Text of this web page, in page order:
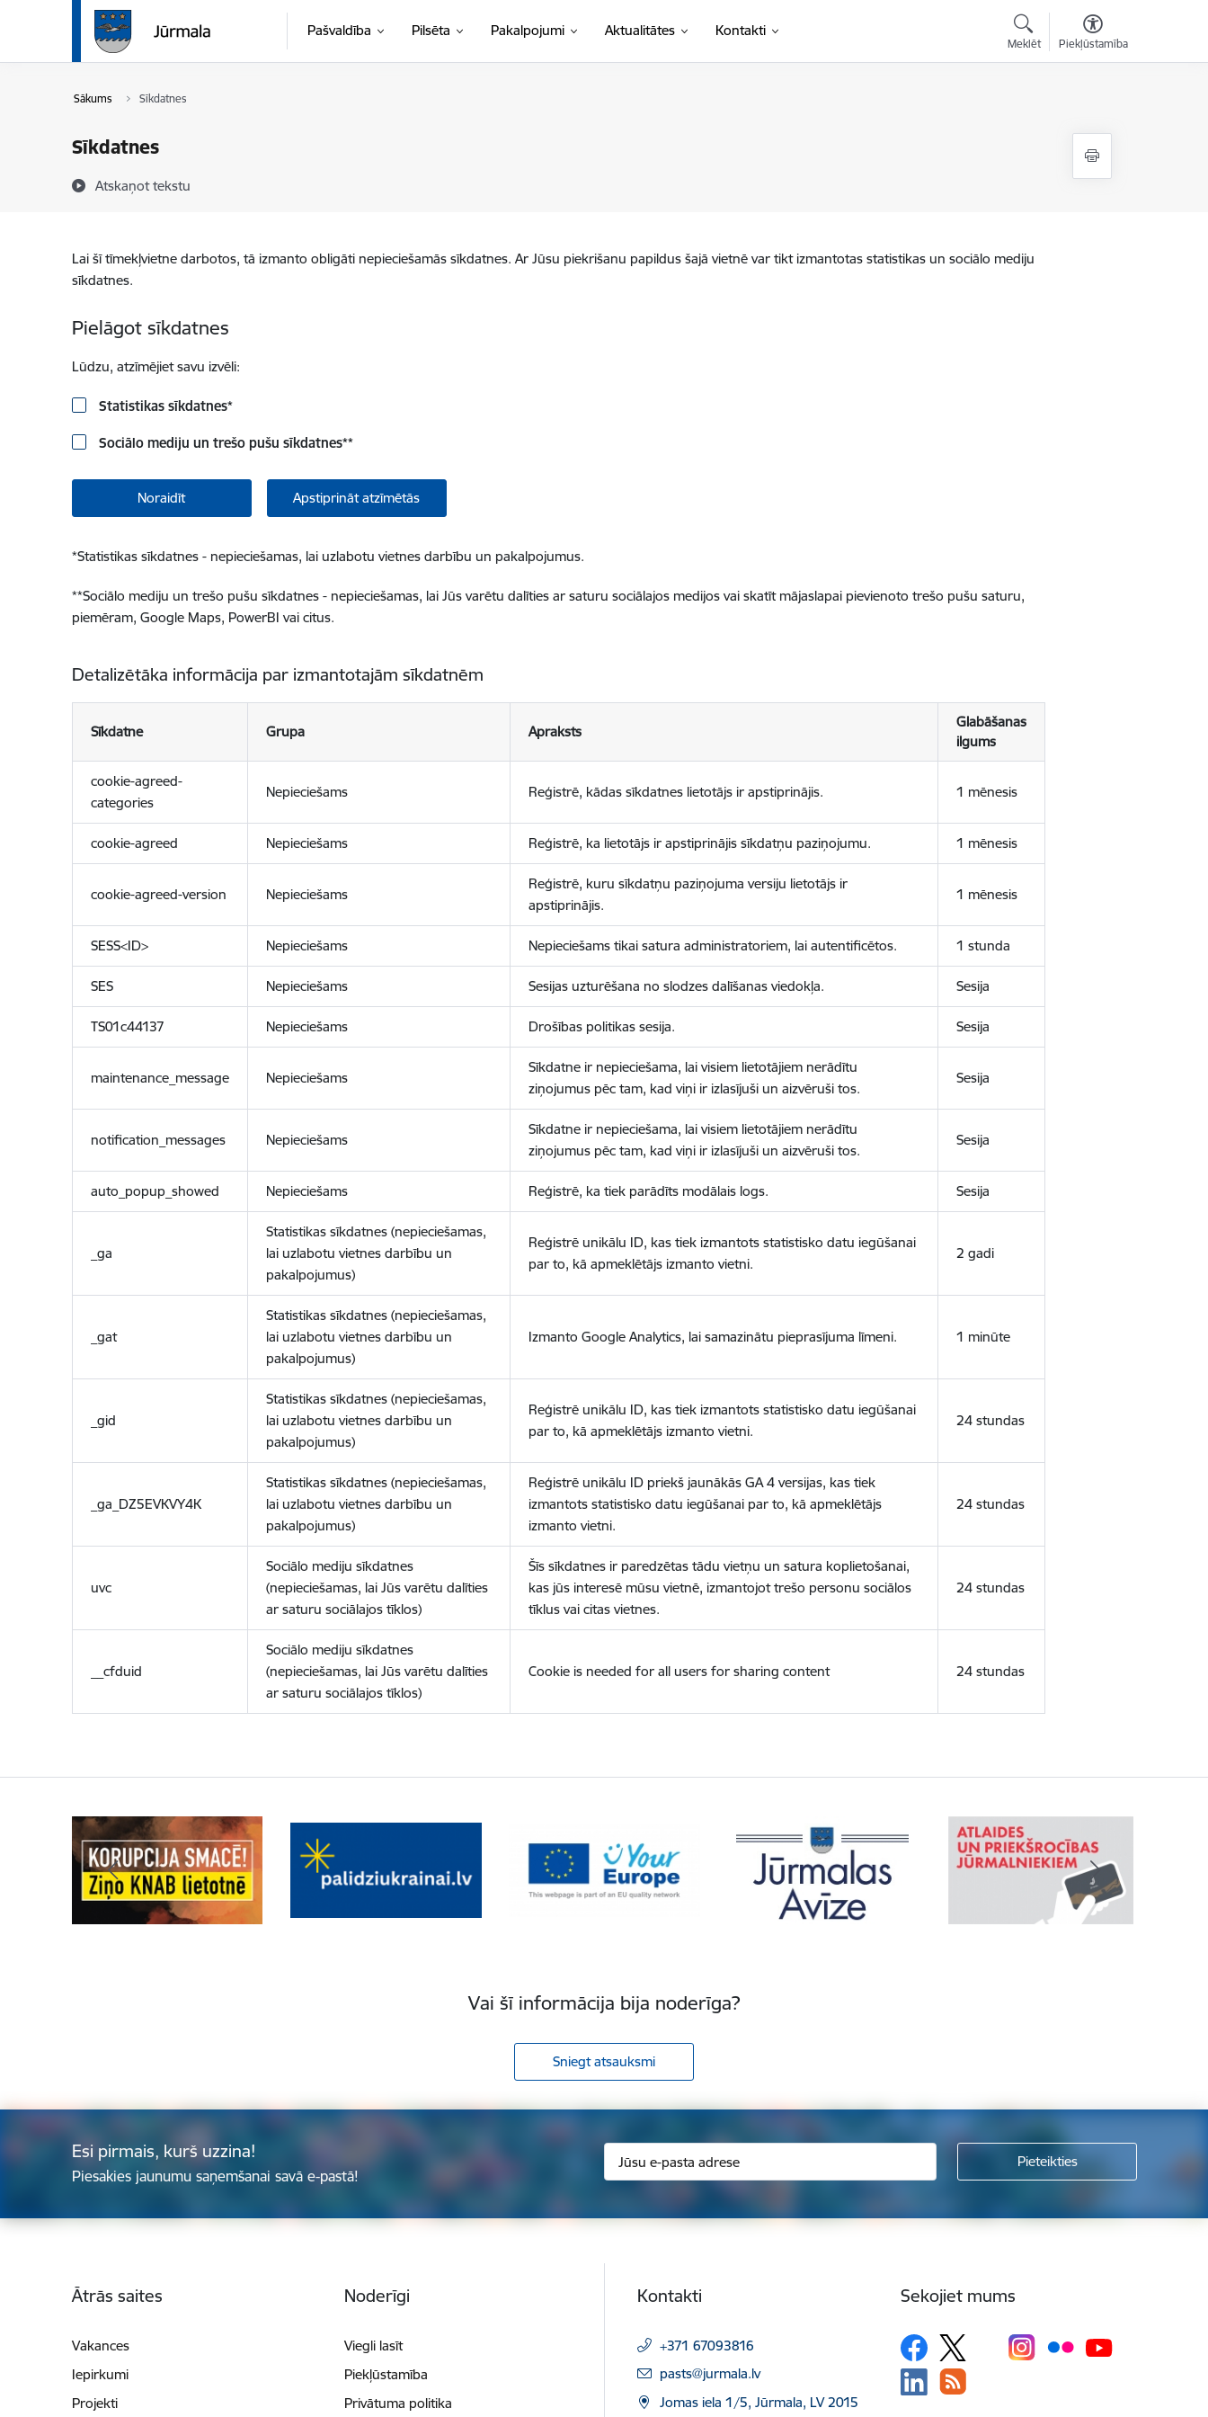
Pāriet uz lapas saturu
Pašvaldība Pilsēta Pakalpojumi Aktualitātes Kontakti
Meklēt Piekļūstamība
Sākums Sīkdatnes
Sīkdatnes
Atskaņot tekstu
Lai šī tīmekļvietne darbotos, tā izmanto obligāti nepieciešamās sīkdatnes. Ar Jūsu piekrišanu papildus šajā vietnē var tikt izmantotas statistikas un sociālo mediju
sīkdatnes.
Pielāgot sīkdatnes
Lūdzu, atzīmējiet savu izvēli:
Statistikas sīkdatnes*
Sociālo mediju un trešo pušu sīkdatnes**
Noraidīt Apstiprināt atzīmētās
*Statistikas sīkdatnes - nepieciešamas, lai uzlabotu vietnes darbību un pakalpojumus.
**Sociālo mediju un trešo pušu sīkdatnes - nepieciešamas, lai Jūs varētu dalīties ar saturu sociālajos medijos vai skatīt mājaslapai pievienoto trešo pušu saturu,
piemēram, Google Maps, PowerBI vai citus.
Detalizētāka informācija par izmantotajām sīkdatnēm
Sīkdatne Grupa Apraksts
Glabāšanas
ilgums
cookie-agreed-
categories
Nepieciešams Reģistrē, kādas sīkdatnes lietotājs ir apstiprinājis. 1 mēnesis
cookie-agreed Nepieciešams Reģistrē, ka lietotājs ir apstiprinājis sīkdatņu paziņojumu. 1 mēnesis
cookie-agreed-version Nepieciešams
Reģistrē, kuru sīkdatņu paziņojuma versiju lietotājs ir
apstiprinājis.
1 mēnesis
SESS<ID> Nepieciešams Nepieciešams tikai satura administratoriem, lai autentificētos. 1 stunda
SES Nepieciešams Sesijas uzturēšana no slodzes dalīšanas viedokļa. Sesija
TS01c44137 Nepieciešams Drošības politikas sesija. Sesija
maintenance_message Nepieciešams
Sīkdatne ir nepieciešama, lai visiem lietotājiem nerādītu
ziņojumus pēc tam, kad viņi ir izlasījuši un aizvēruši tos.
Sesija
notification_messages Nepieciešams
Sīkdatne ir nepieciešama, lai visiem lietotājiem nerādītu
ziņojumus pēc tam, kad viņi ir izlasījuši un aizvēruši tos.
Sesija
auto_popup_showed Nepieciešams Reģistrē, ka tiek parādīts modālais logs. Sesija
_ga
Statistikas sīkdatnes (nepieciešamas,
lai uzlabotu vietnes darbību un
pakalpojumus)
Reģistrē unikālu ID, kas tiek izmantots statistisko datu iegūšanai
par to, kā apmeklētājs izmanto vietni.
2 gadi
_gat
Statistikas sīkdatnes (nepieciešamas,
lai uzlabotu vietnes darbību un
pakalpojumus)
Izmanto Google Analytics, lai samazinātu pieprasījuma līmeni. 1 minūte
_gid
Statistikas sīkdatnes (nepieciešamas,
lai uzlabotu vietnes darbību un
pakalpojumus)
Reģistrē unikālu ID, kas tiek izmantots statistisko datu iegūšanai
par to, kā apmeklētājs izmanto vietni.
24 stundas
_ga_DZ5EVKVY4K
Statistikas sīkdatnes (nepieciešamas,
lai uzlabotu vietnes darbību un
pakalpojumus)
Reģistrē unikālu ID priekš jaunākās GA 4 versijas, kas tiek
izmantots statistisko datu iegūšanai par to, kā apmeklētājs
izmanto vietni.
24 stundas
uvc
Sociālo mediju sīkdatnes
(nepieciešamas, lai Jūs varētu dalīties
ar saturu sociālajos tīklos)
Šīs sīkdatnes ir paredzētas tādu vietņu un satura koplietošanai,
kas jūs interesē mūsu vietnē, izmantojot trešo personu sociālos
tīklus vai citas vietnes.
24 stundas
__cfduid
Sociālo mediju sīkdatnes
(nepieciešamas, lai Jūs varētu dalīties
ar saturu sociālajos tīklos)
Cookie is needed for all users for sharing content 24 stundas
Vai šī informācija bija noderīga?
Sniegt atsauksmi
Esi pirmais, kurš uzzina!
Piesakies jaunumu saņemšanai savā e-pastā!
Ātrās saites
Vakances
Iepirkumi
Projekti
Noderīgi
Viegli lasīt
Piekļūstamība
Privātuma politika
Kontakti
+371 67093816
E-pasts:
pasts@jurmala.lv
Jomas iela 1/5, Jūrmala, LV 2015
Sekojiet mums